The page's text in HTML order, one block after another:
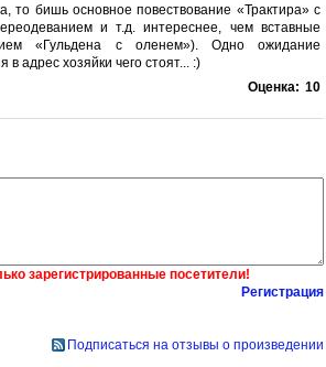
то бишь основное повествование «Трактира» с
и т.д. интереснее, чем вставные
«Гульдена с оленем»). Одно ожидание
в адрес хозяйки чего стоят... :)
Оценка: 10
зарегистрированные посетители!
Регистрация
Подписаться на отзывы о произведении